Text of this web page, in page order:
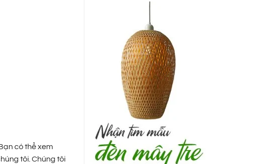
có thể xem
tôi. Chúng tôi